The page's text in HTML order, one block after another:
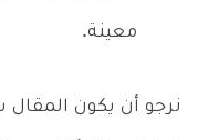
معينة.
نرجو أن يكون